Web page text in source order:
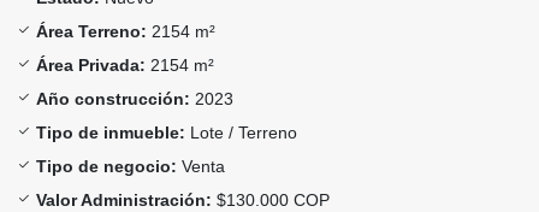
Área Terreno: 2154 m²
Área Privada: 2154 m²
Año construcción: 2023
Tipo de inmueble: Lote / Terreno
Tipo de negocio: Venta
Valor Administración: $130.000 COP